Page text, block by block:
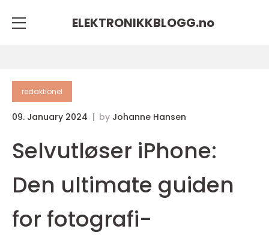
ELEKTRONIKKBLOGG.no
redaktionel
09. January 2024 by Johanne Hansen
Selvutløser iPhone:
Den ultimate guiden
for fotografi-